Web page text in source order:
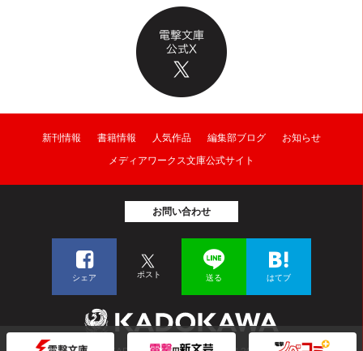
新刊情報 書籍情報 人気作品 編集部ブログ
お知らせ
メディアワークス文庫公式サイト
お問い合わせ
シェア ポスト 送る はてブ